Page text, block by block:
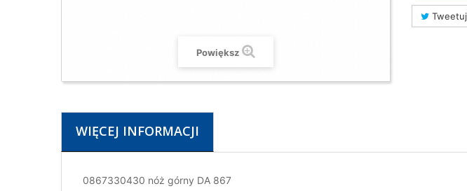
Powiększ
Tweetuj
WIĘCEJ INFORMACJI
0867330430 nóż górny DA 867